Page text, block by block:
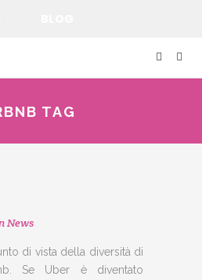
TAG
News
di vista della diversità di
Se Uber è diventato